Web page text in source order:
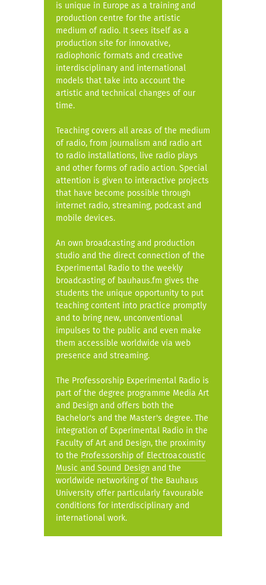
is unique in Europe as a training and
production centre for the artistic
medium of radio. It sees itself as a
production site for innovative,
radiophonic formats and creative
interdisciplinary and international
models that take into account the
artistic and technical changes of our
time.
Teaching covers all areas of the medium
of radio, from journalism and radio art
to radio installations, live radio plays
and other forms of radio action. Special
attention is given to interactive projects
that have become possible through
internet radio, streaming, podcast and
mobile devices.
An own broadcasting and production
studio and the direct connection of the
Experimental Radio to the weekly
broadcasting of bauhaus.fm gives the
students the unique opportunity to put
teaching content into practice promptly
and to bring new, unconventional
impulses to the public and even make
them accessible worldwide via web
presence and streaming.
The Professorship Experimental Radio is
part of the degree programme Media Art
and Design and offers both the
Bachelor's and the Master's degree. The
integration of Experimental Radio in the
Faculty of Art and Design, the proximity
to the Professorship of Electroacoustic
Music and Sound Design and the
worldwide networking of the Bauhaus
University offer particularly favourable
conditions for interdisciplinary and
international work.